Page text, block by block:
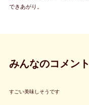
できあがり。
みんなのコメント
すごい美味しそうです